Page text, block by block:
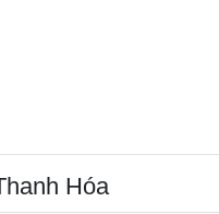
Hóa